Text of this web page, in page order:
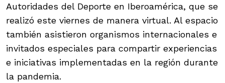
Autoridades del Deporte en Iberoamérica, que se
realizó este viernes de manera virtual. Al espacio
también asistieron organismos internacionales e
invitados especiales para compartir experiencias
e iniciativas implementadas en la región durante
la pandemia.